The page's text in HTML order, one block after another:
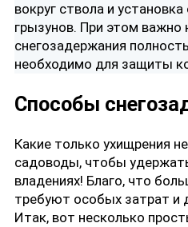
вокруг ствола и установка
грызунов. При этом важно
снегозадержания
необходимо для защиты
Способы
Какие только ухищрения
садоводы, чтобы
владениях! Благо, что
требуют особых затрат и
Итак, вот несколько